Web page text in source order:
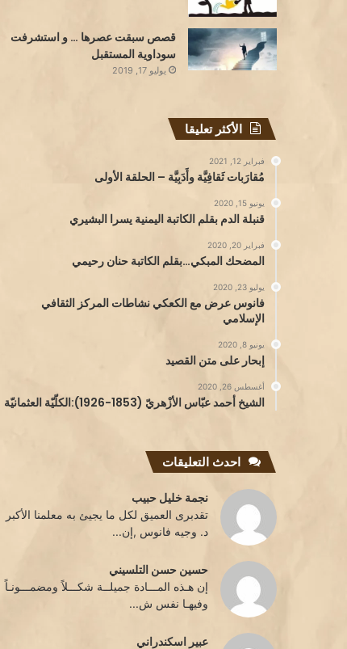
قصص سبقت عصرها … و استشرفت
سوداوية المستقبل
يوليو 17, 2019
الأكثر تعليقا
فبراير 12, 2021
مُقارَبات ثَقافِيَّة وأَدَبِيَّة – الحلقة الأولى
يونيو 15, 2020
قنبلة الدم بقلم الكاتبة اليمنية يسرا البشيري
فبراير 20, 2020
المضحك المبكي…بقلم الكاتبة حنان رحيمي
يوليو 23, 2020
فانوس عرض مع الكعكي نشاطات المركز الثقافي
الإسلامي
يونيو 8, 2020
إبحار على متن القصيد
أغسطس 26, 2020
الشيخ أحمد عبّاس الأزْهريّ (1853-1926):الكلّيّة العثمانيّة
احدث التعليقات
نجمة خليل حبيب
تقدبرى العميق لكل ما يجيئ به معلمنا الأكبر
د. وجيه فانوس ,إن...
حسين حسن التلسيني
إن هـذه المـــادة جميلــة شكـــلاً ومضمـــونـاً
وفيهـا نفس ش...
عبير اسكندراني